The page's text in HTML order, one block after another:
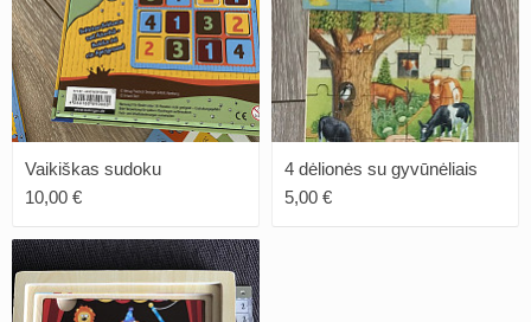
Vaikiškas sudoku
10,00 €
4 dėlionės su gyvūnėliais
5,00 €